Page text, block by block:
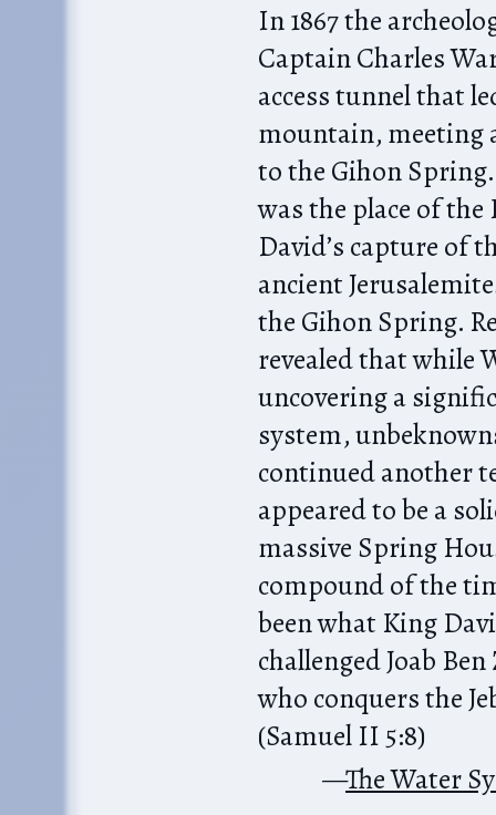
In 1867 the
Captain Charles
access tunnel that
mountain, meeting
to the Gihon
was the place of the
David’s capture of
ancient
the Gihon Spring.
revealed that while
uncovering a
system,
continued another
appeared to be a
massive Spring
compound of the
been what King
challenged Joab
who conquers the
(Samuel II 5:8)
The Water